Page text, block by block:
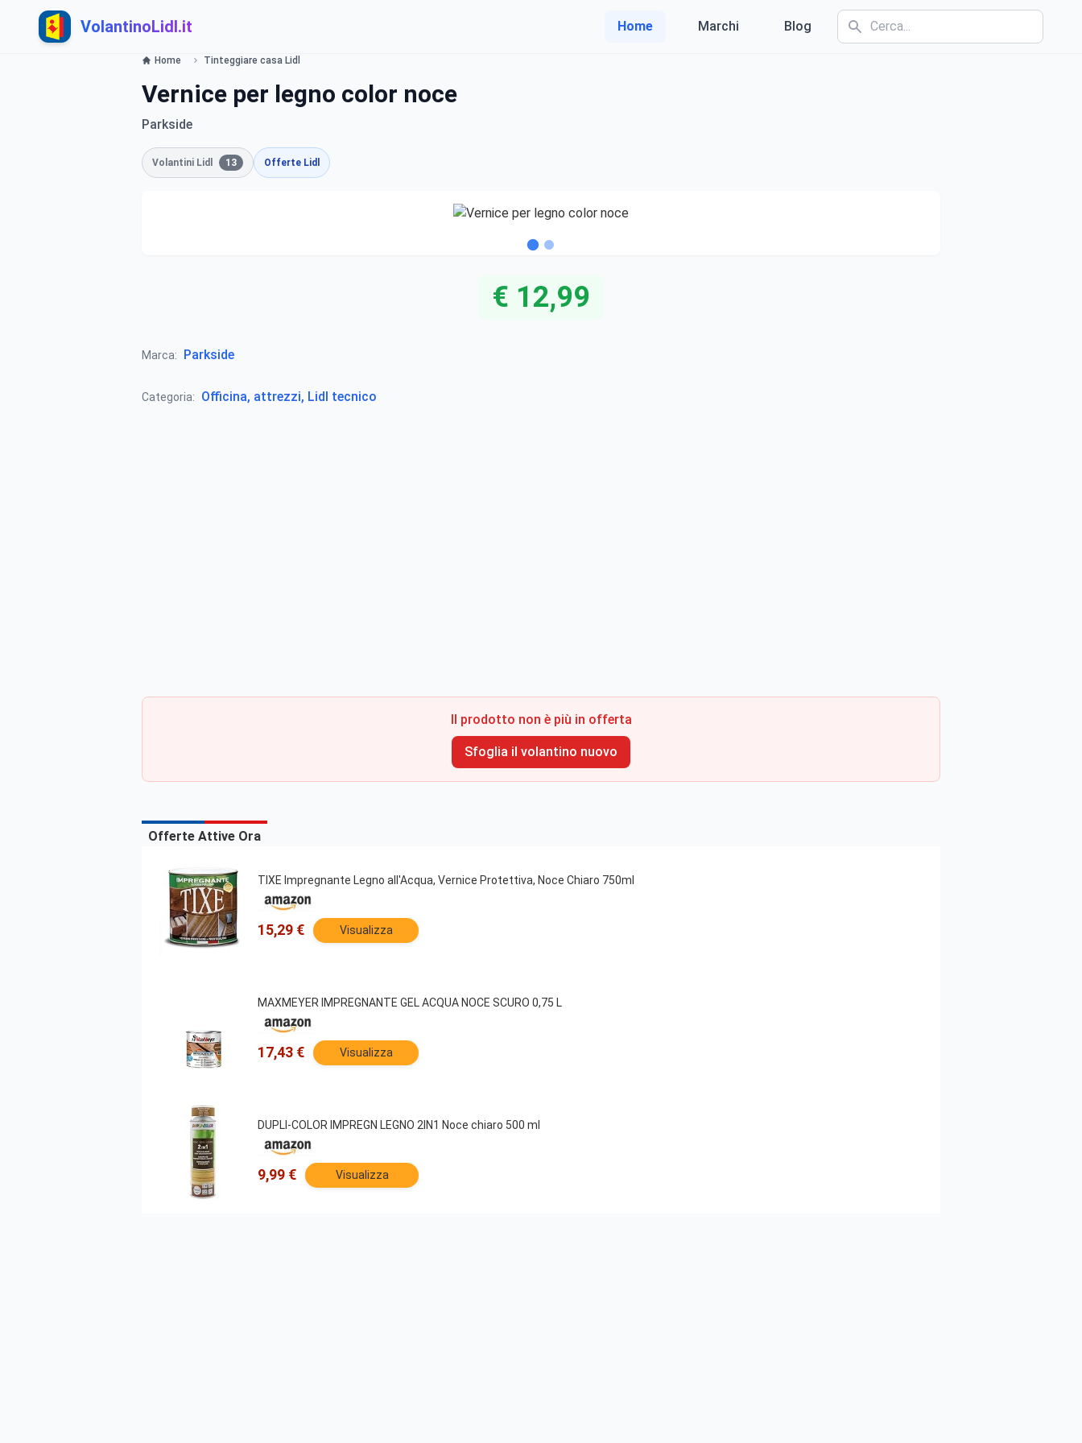
VolantinoLidl.it Home Marchi Blog
Home Tinteggiare casa Lidl
Vernice per legno color noce
Parkside
Volantini Lidl 13 Offerte Lidl
€ 12,99
Marca: Parkside
Categoria: Officina, attrezzi, Lidl tecnico
Il prodotto non è più in offerta
Sfoglia il volantino nuovo
Offerte Attive Ora
TIXE Impregnante Legno all'Acqua, Vernice Protettiva, Noce Chiaro 750ml
15,29 € Visualizza
MAXMEYER IMPREGNANTE GEL ACQUA NOCE SCURO 0,75 L
17,43 € Visualizza
DUPLI-COLOR IMPREGN LEGNO 2IN1 Noce chiaro 500 ml
9,99 € Visualizza